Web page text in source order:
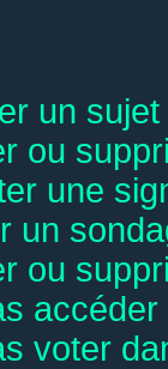
un
ou
une
un
ou
voter